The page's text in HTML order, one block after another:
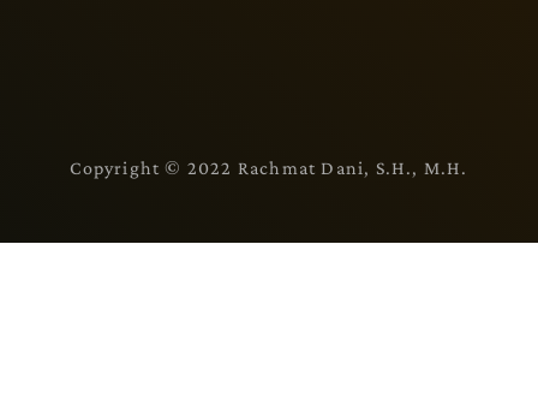
Copyright © 2022 Rachmat Dani, S.H., M.H.